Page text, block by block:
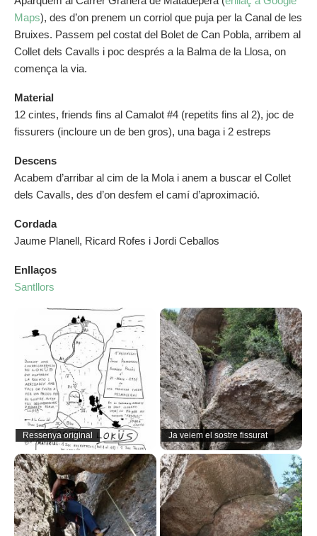
Maps), des d’on prenem un corriol que puja per la Canal de les
Bruixes. Passem pel costat del Bolet de Can Pobla, arribem al
Collet dels Cavalls i poc després a la Balma de la Llosa, on
comença la via.
Material
12 cintes, friends fins al Camalot #4 (repetits fins al 2), joc de
fissurers (incloure un de ben gros), una baga i 2 estreps
Descens
Acabem d’arribar al cim de la Mola i anem a buscar el Collet
dels Cavalls, des d’on desfem el camí d’aproximació.
Cordada
Jaume Planell, Ricard Rofes i Jordi Ceballos
Enllaços
Santllors
Ressenya original Ja veiem el sostre fissurat